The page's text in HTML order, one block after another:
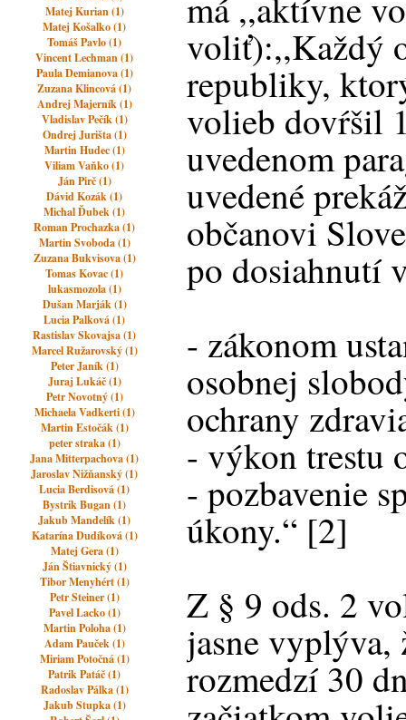
Matej Kurian (1)
Matej Košalko (1)
Tomáš Pavlo (1)
Vincent Lechman (1)
Paula Demianova (1)
Zuzana Klincová (1)
Andrej Majerník (1)
Vladislav Pečík (1)
Ondrej Jurišta (1)
Martin Hudec (1)
Viliam Vaňko (1)
Ján Pirč (1)
Dávid Kozák (1)
Michal Ďubek (1)
Roman Prochazka (1)
Martin Svoboda (1)
Zuzana Bukvisova (1)
Tomas Kovac (1)
lukasmozola (1)
Dušan Marják (1)
Lucia Palková (1)
Rastislav Skovajsa (1)
Marcel Ružarovský (1)
Peter Janík (1)
Juraj Lukáč (1)
Petr Novotný (1)
Michaela Vadkerti (1)
Martin Estočák (1)
peter straka (1)
Jana Mitterpachova (1)
Jaroslav Nižňanský (1)
Lucia Berdisová (1)
Bystrik Bugan (1)
Jakub Mandelík (1)
Katarína Dudíková (1)
Matej Gera (1)
Ján Štiavnický (1)
Tibor Menyhért (1)
Petr Steiner (1)
Pavel Lacko (1)
Martin Poloha (1)
Adam Pauček (1)
Miriam Potočná (1)
Patrik Patáč (1)
Radoslav Pálka (1)
Jakub Stupka (1)
voliť):,,Každý
republiky,
volieb dovŕšil
uvedenom
uvedené
občanovi
po dosiahnutí
- zákonom
osobnej
ochrany
- výkon trestu
- pozbavenie
úkony.“ [2]
Z § 9 ods. 2
jasne vyplýva,
rozmedzí 30